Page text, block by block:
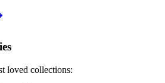
loved collections: